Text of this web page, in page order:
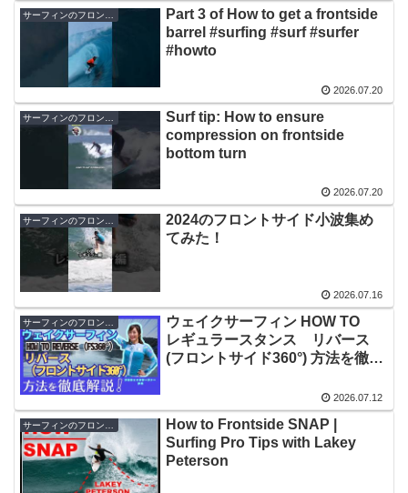
サーフィンのフロントサイド
Part 3 of How to get a frontside
barrel #surfing #surf #surfer
#howto
2026.07.20
Surf tip: How to ensure
compression on frontside
bottom turn
2026.07.20
2024のフロントサイド小波集め
てみた！
2026.07.16
サーフィンのフロントサイド
ウェイクサーフィン HOW TO
レギュラースタンス リバース
(フロントサイド360°) 方法を徹底
2026.07.12
How to Frontside SNAP |
Surfing Pro Tips with Lakey
Peterson